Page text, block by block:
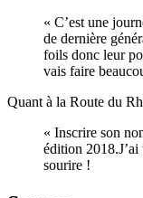
« C’est une
de dernière
foils donc leur
vais faire
Quant à la Route du
« Inscrire son
édition
sourire !